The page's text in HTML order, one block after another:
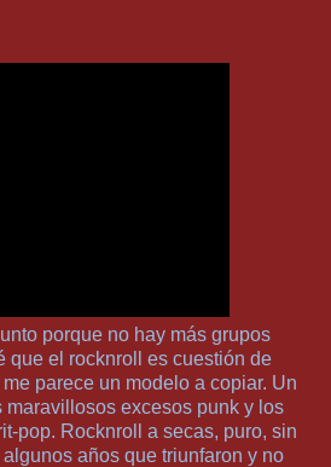
porque no hay más grupos
que el rocknroll es cuestión de
parece un modelo a copiar. Un
maravillosos excesos punk y los
pop. Rocknroll a secas, puro, sin
años que triunfaron y no